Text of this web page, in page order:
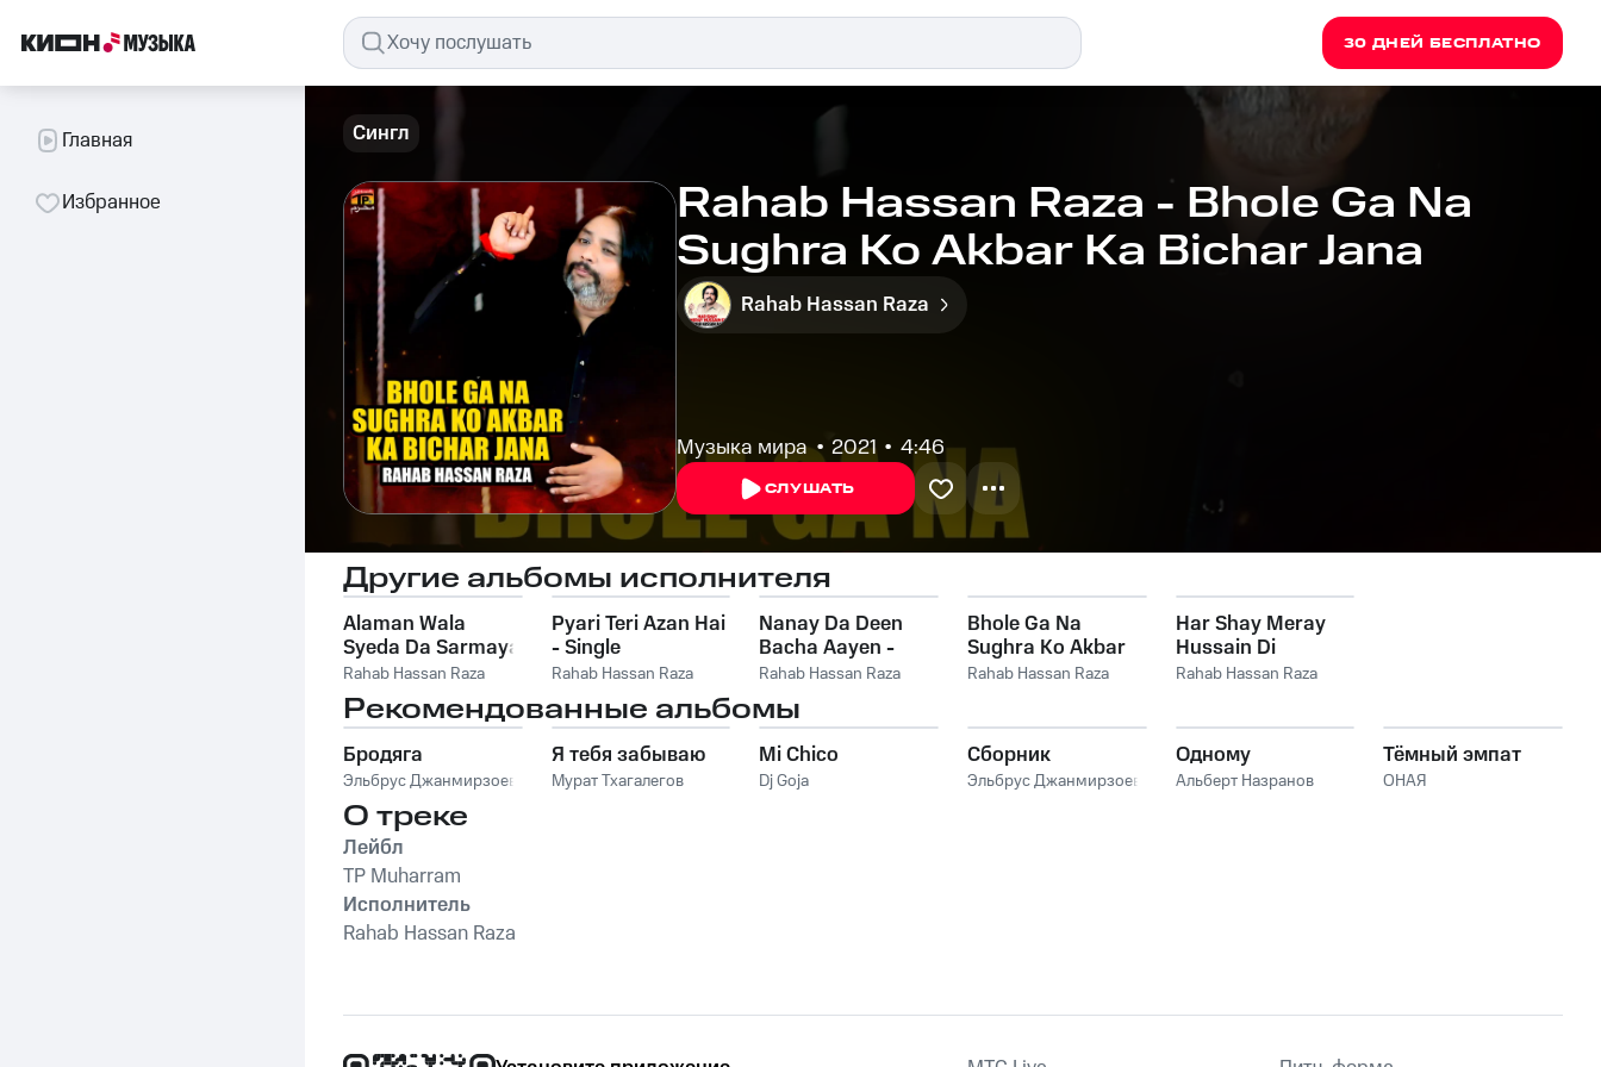
30 ДНЕЙ БЕСПЛАТНО
Главная
Избранное
Сингл
Rahab Hassan Raza - Bhole Ga Na
Sughra Ko Akbar Ka Bichar Jana
Rahab Hassan Raza
Музыка мира 2021 4:46
СЛУШАТЬ
Другие альбомы исполнителя
Alaman Wala
Syeda Da Sarmaya
Ae - Single
Rahab Hassan Raza
Pyari Teri Azan Hai
- Single
Rahab Hassan Raza
Nanay Da Deen
Bacha Aayen -
Single
Rahab Hassan Raza
Bhole Ga Na
Sughra Ko Akbar
Ka Bichar Jana -
Rahab Hassan Raza
Har Shay Meray
Hussain Di
Rahab Hassan Raza
Рекомендованные альбомы
Бродяга
Эльбрус Джанмирзоев
Я тебя забываю
Мурат Тхагалегов
Mi Chico
Dj Goja
Сборник
Эльбрус Джанмирзоев
Одному
Альберт Назранов
Тёмный эмпат
ОНАЯ
О треке
Лейбл
TP Muharram
Исполнитель
Rahab Hassan Raza